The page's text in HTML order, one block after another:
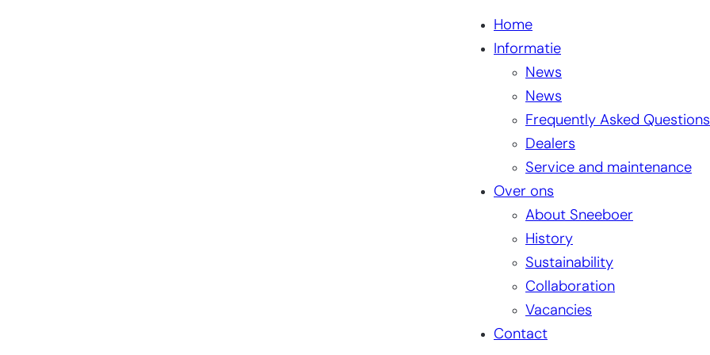
Home
Informatie
News
News
Frequently Asked Questions
Dealers
Service and maintenance
Over ons
About Sneeboer
History
Sustainability
Collaboration
Vacancies
Contact